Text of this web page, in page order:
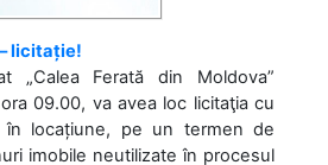
licitație!
„Calea Ferată din Moldova”
09.00, va avea loc licitaţia cu
în locațiune, pe un termen de
imobile neutilizate în procesul